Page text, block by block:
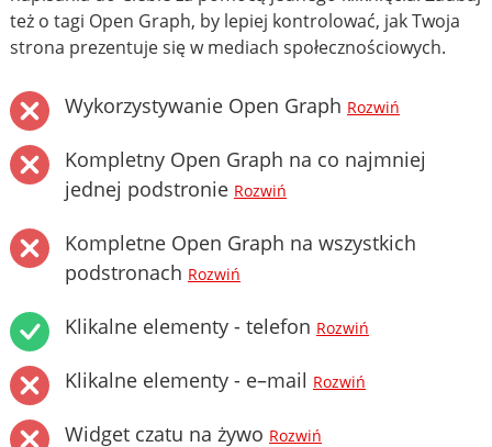
też o tagi Open Graph, by lepiej kontrolować, jak Twoja
strona prezentuje się w mediach społecznościowych.
Wykorzystywanie Open Graph Rozwiń
Kompletny Open Graph na co najmniej
jednej podstronie Rozwiń
Kompletne Open Graph na wszystkich
podstronach Rozwiń
Klikalne elementy - telefon Rozwiń
Klikalne elementy - e–mail Rozwiń
Widget czatu na żywo Rozwiń